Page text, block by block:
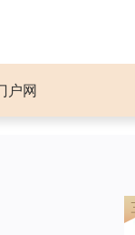
户网